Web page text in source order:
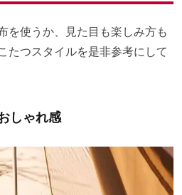
を使うか、見た目も楽しみ方も
たつスタイルを是非参考にして
しゃれ感